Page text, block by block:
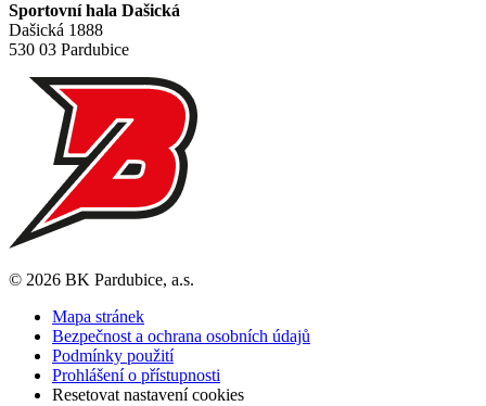
Sportovní hala Dašická
Dašická 1888
530 03 Pardubice
© 2026 BK Pardubice, a.s.
Mapa stránek
Bezpečnost a ochrana osobních údajů
Podmínky použití
Prohlášení o přístupnosti
Resetovat nastavení cookies